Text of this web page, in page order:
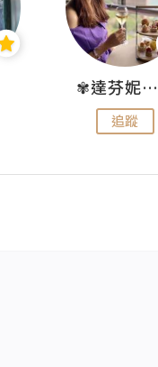
✾達芬妮•愛孩子•愛生活✾
追蹤